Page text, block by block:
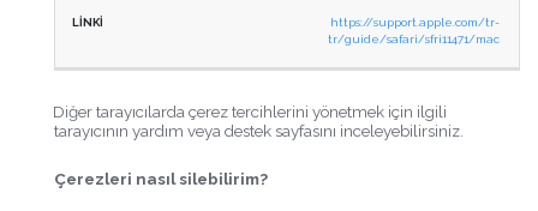
https://support.apple.com/tr-
tr/guide/safari/sfri11471/mac
Diğer tarayıcılarda çerez tercihlerini yönetmek için ilgili
tarayıcının yardım veya destek sayfasını inceleyebilirsiniz.
Çerezleri nasıl silebilirim?